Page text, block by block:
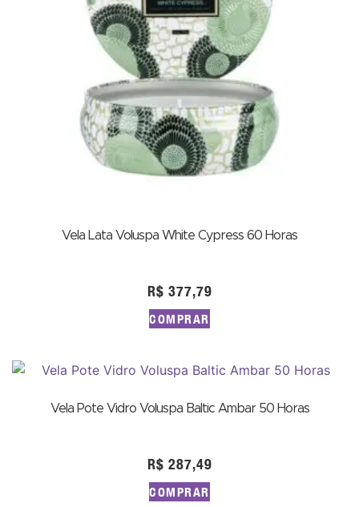
Vela Lata Voluspa White Cypress 60 Horas
R$ 377,79
COMPRAR
Vela Pote Vidro Voluspa Baltic Ambar 50 Horas
R$ 287,49
COMPRAR